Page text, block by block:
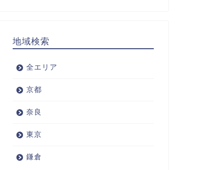
地域検索
全エリア
京都
奈良
東京
鎌倉